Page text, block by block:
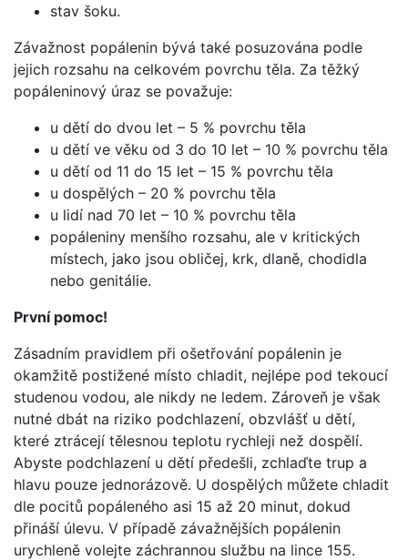
stav šoku.
Závažnost popálenin bývá také posuzována podle
jejich rozsahu na celkovém povrchu těla. Za těžký
popáleninový úraz se považuje:
u dětí do dvou let – 5 % povrchu těla
u dětí ve věku od 3 do 10 let – 10 % povrchu těla
u dětí od 11 do 15 let – 15 % povrchu těla
u dospělých – 20 % povrchu těla
u lidí nad 70 let – 10 % povrchu těla
popáleniny menšího rozsahu, ale v kritických
místech, jako jsou obličej, krk, dlaně, chodidla
nebo genitálie.
První pomoc!
Zásadním pravidlem při ošetřování popálenin je
okamžitě postižené místo chladit, nejlépe pod tekoucí
studenou vodou, ale nikdy ne ledem. Zároveň je však
nutné dbát na riziko podchlazení, obzvlášť u dětí,
které ztrácejí tělesnou teplotu rychleji než dospělí.
Abyste podchlazení u dětí předešli, zchlaďte trup a
hlavu pouze jednorázově. U dospělých můžete chladit
dle pocitů popáleného asi 15 až 20 minut, dokud
přináší úlevu. V případě závažnějších popálenin
urychleně volejte záchrannou službu na lince 155.